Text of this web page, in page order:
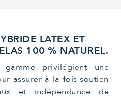
LATEX ET
100 % NATUREL.
privilégient une
assurer à la fois soutien
et indépendance de